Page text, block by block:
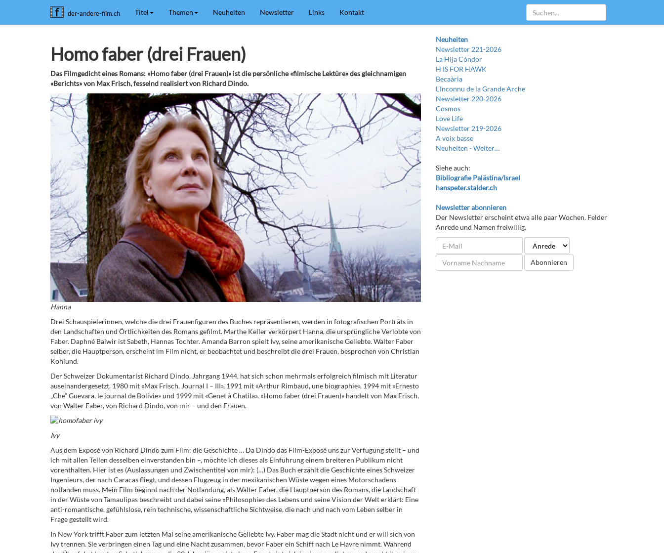
der-andere-film.ch Titel Themen Neuheiten Newsletter Links Kontakt
Homo faber (drei Frauen)
Das Filmgedicht eines Romans: «Homo faber (drei Frauen)» ist die persönliche «filmische Lektüre» des gleichnamigen
«Berichts» von Max Frisch, fesselnd realisiert von Richard Dindo.
Hanna
Drei Schauspielerinnen, welche die drei Frauenfiguren des Buches repräsentieren, werden in fotografischen Porträts in
den Landschaften und Örtlichkeiten des Romans gefilmt. Marthe Keller verkörpert Hanna, die ursprüngliche Verlobte von
Faber. Daphné Baiwir ist Sabeth, Hannas Tochter. Amanda Barron spielt Ivy, seine amerikanische Geliebte. Walter Faber
selber, die Hauptperson, erscheint im Film nicht, er beobachtet und beschreibt die drei Frauen, besprochen von Christian
Kohlund.
Der Schweizer Dokumentarist Richard Dindo, Jahrgang 1944, hat sich schon mehrmals erfolgreich filmisch mit Literatur
auseinandergesetzt. 1980 mit «Max Frisch, Journal I – III», 1991 mit «Arthur Rimbaud, une biographie», 1994 mit «Ernesto
„Che“ Guevara, le journal de Bolivie» und 1999 mit «Genet à Chatila». «Homo faber (drei Frauen)» handelt von Max Frisch,
von Walter Faber, von Richard Dindo, von mir – und den Frauen.
Ivy
Aus dem Exposé von Richard Dindo zum Film: die Geschichte … Da Dindo das Film-Exposé uns zur Verfügung stellt – und
ich mit allen Teilen desselben einverstanden bin –, möchte ich dieses als Einführung einem breiteren Publikum nicht
vorenthalten. Hier ist es (Auslassungen und Zwischentitel von mir): (…) Das Buch erzählt die Geschichte eines Schweizer
Ingenieurs, der nach Caracas fliegt, und dessen Flugzeug in der mexikanischen Wüste wegen eines Motorschadens
notlanden muss. Mein Film beginnt nach der Notlandung, als Walter Faber, die Hauptperson des Romans, die Landschaft
in der Wüste von Tamaulipas beschreibt und dabei seine «Philosophie» des Lebens und seine Vision der Welt erklärt: Eine
anti-romantische, gefühlslose, rein technische, wissenschaftliche Sichtweise, die nach und nach vom Leben selber in
Frage gestellt wird.
In New York trifft Faber zum letzten Mal seine amerikanische Geliebte Ivy. Faber mag die Stadt nicht und er will sich von
Ivy trennen. Sie verbringen einen Tag und eine Nacht zusammen, bevor Faber ein Schiff nach Le Havre nimmt. Während
Neuheiten
Newsletter 221-2026
La Hija Cóndor
H IS FOR HAWK
Becaària
L’Inconnu de la Grande Arche
Newsletter 220-2026
Cosmos
Love Life
Newsletter 219-2026
A voix basse
Neuheiten -Weiter…
Siehe auch:
Bibliografie Palästina/Israel
hanspeter.stalder.ch
Newsletter abonnieren
Der Newsletter erscheint etwa alle paar Wochen. Felder
Anrede und Namen freiwillig.
Abonnieren